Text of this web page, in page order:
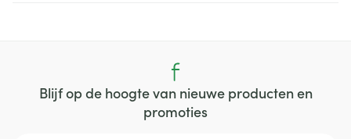
Blijf op de hoogte van nieuwe producten en
promoties